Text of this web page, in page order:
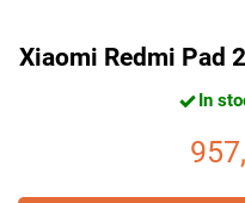
Xiaomi Redmi Pad
In